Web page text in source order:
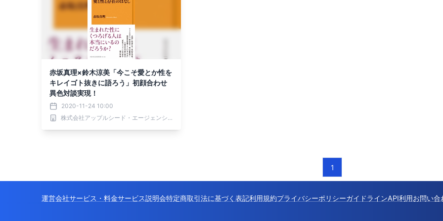
赤坂真理×鈴木涼美「今こそ愛とか性を
キレイゴト抜きに語ろう」初顔合わせ
異色対談実現！
2020-11-24 10:00
株式会社アップルシード・エージェンシー
1
運営会社サービス・料金サービス説明会特定商取引法に基づく表記利用規約プライバシーポリシーガイドラインAPI利用お問い合